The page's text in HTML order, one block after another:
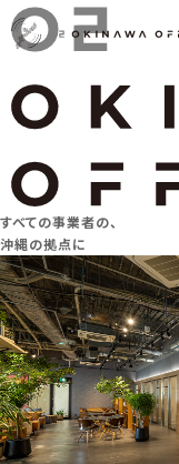
すべての事業者の、
沖縄の拠点に